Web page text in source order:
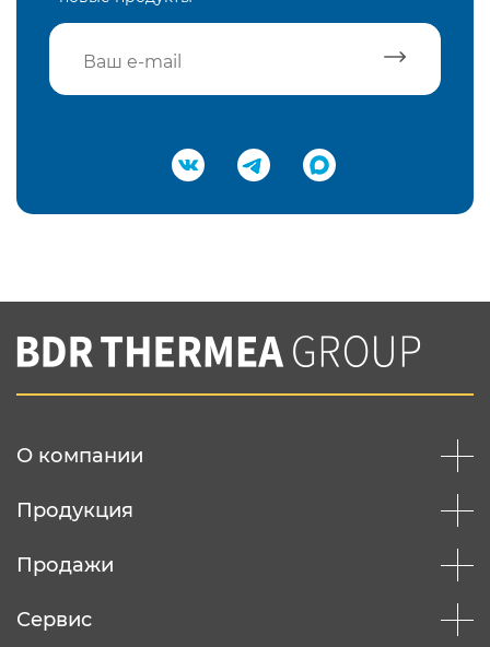
Подтвердить e-mail
Вы соглашаетесь с нашей политикой
конфеденциальности
О компании
Продукция
Продажи
Сервис